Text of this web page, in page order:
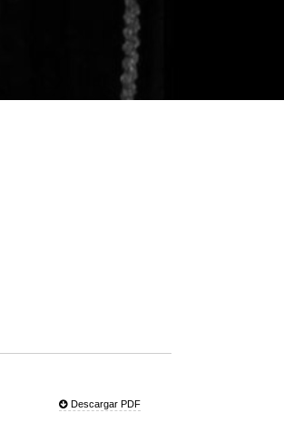
Descargar PDF